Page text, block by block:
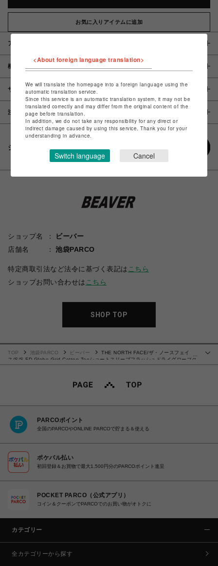
お気に入りアイテムに追加
アイテム説明 / 素材
概要
サイズ
注意事項
シェアする
ショップ名
ビーバー
店舗名
池袋PARCO
特定商取引法など法令に基づく表記は こちら
ショップお問い合わせは こちら
SHOP TOP
TOP 池袋PARCO ビーバー
THE NORTH FACE/ザ・ノースフェイ
ス/S/S FD Globe Grid Cotton Teeショートスリーブフラッシュドライグローブグ
リッドコットンティー
PARCOポイント
全国のPARCOやONLINE PARCOで貯まる＆使える
ポケパル払い
初回登録＆お買物で最大1,500円分のPARCOポイント進呈
POCKET PARCO（公式アプリ）
コイン＆クーポンでPARCOでのお買い物がオトクに
カテゴリー
全カテゴリーから探す
<About foreign language translation>
We will translate the homepage into a foreign language using the
automatic translation service.
Since this service is an automatic translation system, it may not be
translated correctly and may differ from the original content of the
page before translation.
In addition, we do not take any responsibility for any direct or
indirect damage caused by using this service. Thank you for your
understanding in advance.
Switch language Cancel